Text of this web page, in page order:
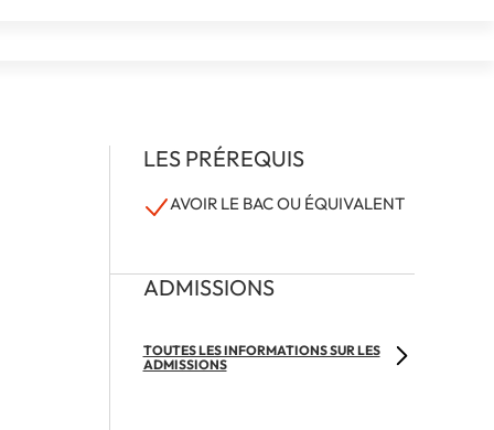
LES PRÉREQUIS
AVOIR LE BAC OU ÉQUIVALENT
ADMISSIONS
TOUTES LES INFORMATIONS SUR LES
ADMISSIONS